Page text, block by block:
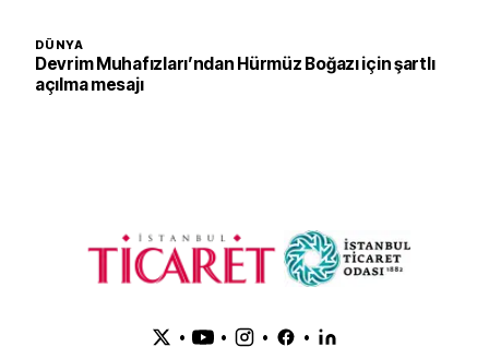
DÜNYA
Devrim Muhafızları’ndan Hürmüz Boğazı için şartlı
açılma mesajı
• • • •